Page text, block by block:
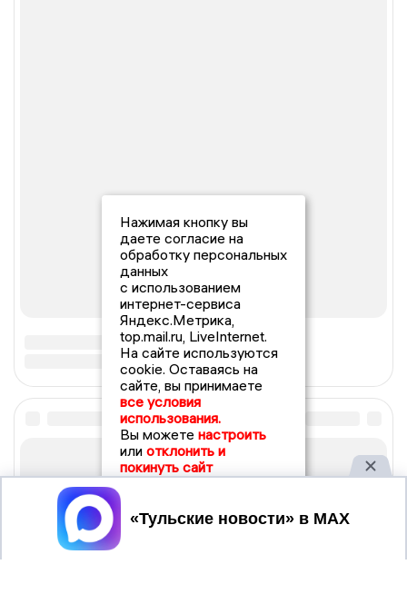
Нажимая кнопку вы
даете согласие на
обработку персональных
данных
с использованием
интернет-сервиса
Яндекс.Метрика,
top.mail.ru, LiveInternet.
На сайте используются
cookie. Оставаясь на
сайте, вы принимаете
все условия
использования.
Вы можете настроить
или отклонить и
покинуть сайт
Принять